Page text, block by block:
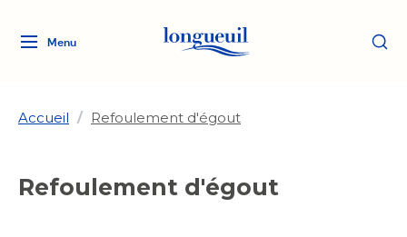
Menu
Logo
Ville
lien
vers
Ma ville, ma propriété
Accueil / Refoulement d'égout
Refoulement d'égout